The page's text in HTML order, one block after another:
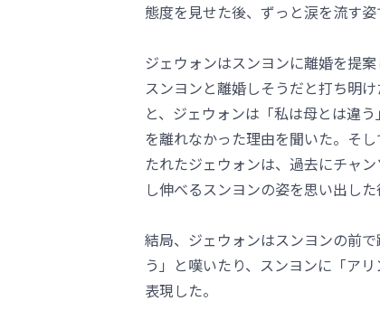
態度を見せた後、ずっと涙を流す
ジェウォンはスンヨンに離婚を提
スンヨンと離婚しそうだと打ち明
と、ジェウォンは「私は母とは違
を離れなかった理由を聞いた。そ
たれたジェウォンは、過去にチャ
し伸べるスンヨンの姿を思い出し
結局、ジェウォンはスンヨンの前
う」と嘆いたり、スンヨンに「ア
表現した。